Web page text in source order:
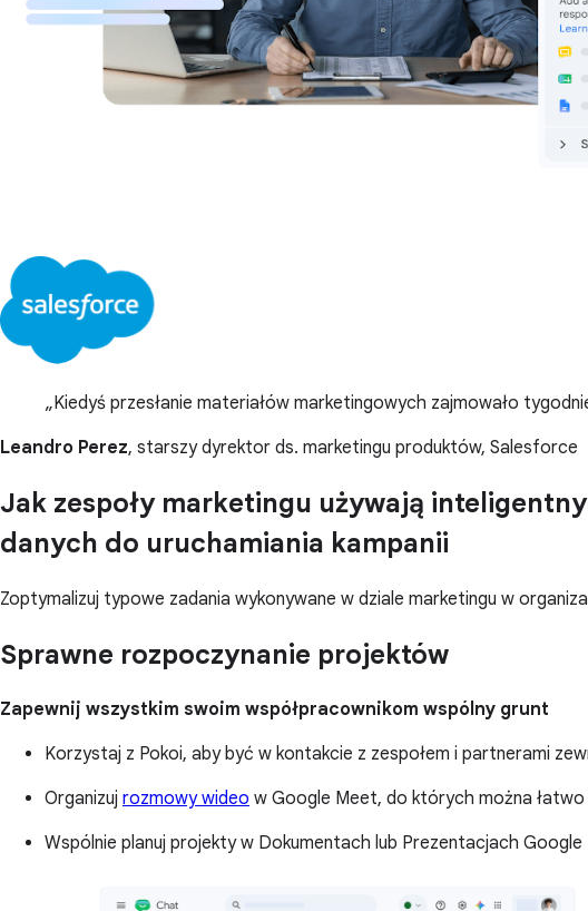
Kiedyś przesłanie materiałów marketingowych zajmowało
Leandro Perez, starszy dyrektor ds. marketingu produktów, Salesforce
Jak zespoły marketingu używają
danych do uruchamiania kampanii
Zoptymalizuj typowe zadania wykonywane w dziale marketingu w
Sprawne rozpoczynanie projektów
Zapewnij wszystkim swoim współpracownikom wspólny grunt
Korzystaj z Pokoi, aby być w kontakcie z zespołem i partnerami
Organizuj rozmowy wideo w Google Meet, do których można
Wspólnie planuj projekty w Dokumentach lub Prezentacjach Google